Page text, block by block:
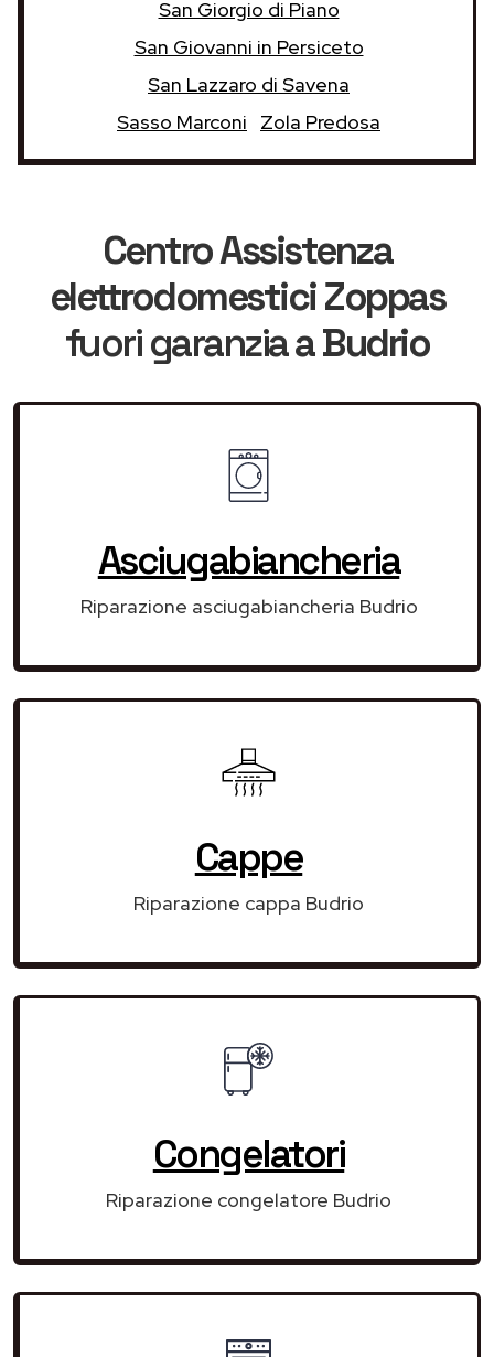
San Giorgio di Piano
San Giovanni in Persiceto
San Lazzaro di Savena
Sasso Marconi
Zola Predosa
Centro Assistenza
elettrodomestici Zoppas
fuori garanziaa Budrio
Asciugabiancheria
Riparazione asciugabiancheria Budrio
Cappe
Riparazione cappa Budrio
Congelatori
Riparazione congelatore Budrio